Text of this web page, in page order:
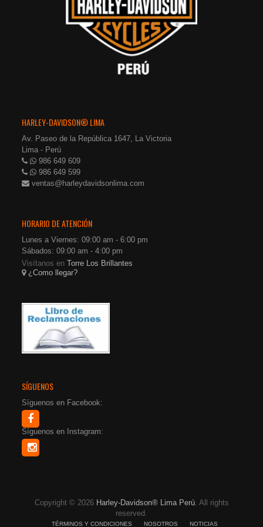
HARLEY-DAVIDSON® LIMA
Av. Paseo de la República 1647, La Victoria
Lima - Perú
986 649 609
986 649 599
ventas@harleydavidsonlima.com
HORARIO DE ATENCIÓN
Lunes a Viernes: 09:00 am - 6:00 pm
Sábados: 09:00 am - 4:00 pm
Visítanos enTorre Los Brillantes
¿Como llegar?
SÍGUENOS
Síguenos en Facebook:
Síguenos en Instagram:
Copyright © 2026 Harley-Davidson® Lima Perú. All rights
reserved.
TÉRMINOS Y CONDICIONES NOSOTROS NOTICIAS